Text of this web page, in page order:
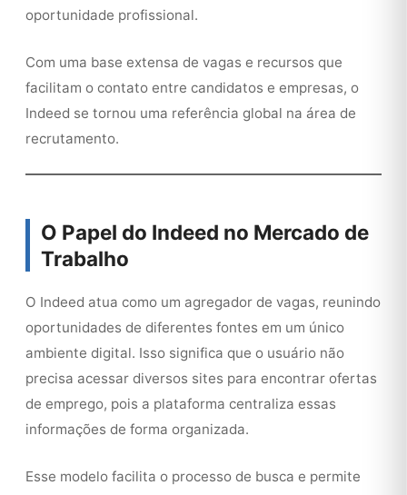
oportunidade profissional.
Com uma base extensa de vagas e recursos que
facilitam o contato entre candidatos e empresas, o
Indeed se tornou uma referência global na área de
recrutamento.
O Papel do Indeed no Mercado de
Trabalho
O Indeed atua como um agregador de vagas, reunindo
oportunidades de diferentes fontes em um único
ambiente digital. Isso significa que o usuário não
precisa acessar diversos sites para encontrar ofertas
de emprego, pois a plataforma centraliza essas
informações de forma organizada.
Esse modelo facilita o processo de busca e permite